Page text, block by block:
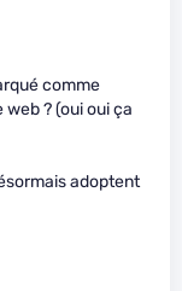
comme
? (oui oui ça
adoptent